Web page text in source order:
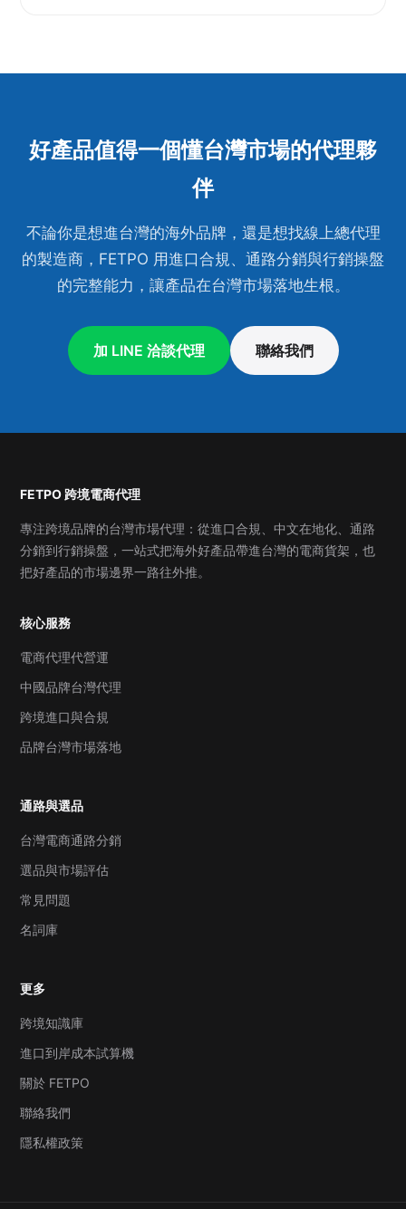
好產品值得一個懂台灣市場的代理夥
伴
不論你是想進台灣的海外品牌，還是想找線上總代理
的製造商，FETPO 用進口合規、通路分銷與行銷操盤
的完整能力，讓產品在台灣市場落地生根。
加 LINE 洽談代理 聯絡我們
FETPO 跨境電商代理
專注跨境品牌的台灣市場代理：從進口合規、中文在地化、通路
分銷到行銷操盤，一站式把海外好產品帶進台灣的電商貨架，也
把好產品的市場邊界一路往外推。
核心服務
電商代理代營運
中國品牌台灣代理
跨境進口與合規
品牌台灣市場落地
通路與選品
台灣電商通路分銷
選品與市場評估
常見問題
名詞庫
更多
跨境知識庫
進口到岸成本試算機
關於 FETPO
聯絡我們
隱私權政策